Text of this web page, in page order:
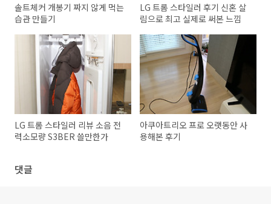
솔트체커 개봉기 짜지 않게 먹는
습관 만들기
LG 트롬 스타일러 후기 신혼 살
림으로 최고 실제로 써본 느낌
LG 트롬 스타일러 리뷰 소음 전
력소모량 S3BER 쓸만한가
아쿠아트리오 프로 오랫동안 사
용해본 후기
댓글